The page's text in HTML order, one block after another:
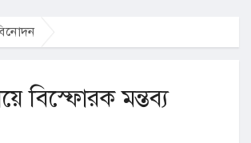
বিস্ফোরক মন্তব্য